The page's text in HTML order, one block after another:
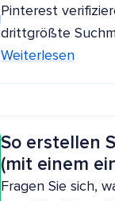
Pinterest
drittgrößte
Weiterlesen
So erstellen
(mit einem
Fragen Sie sich,